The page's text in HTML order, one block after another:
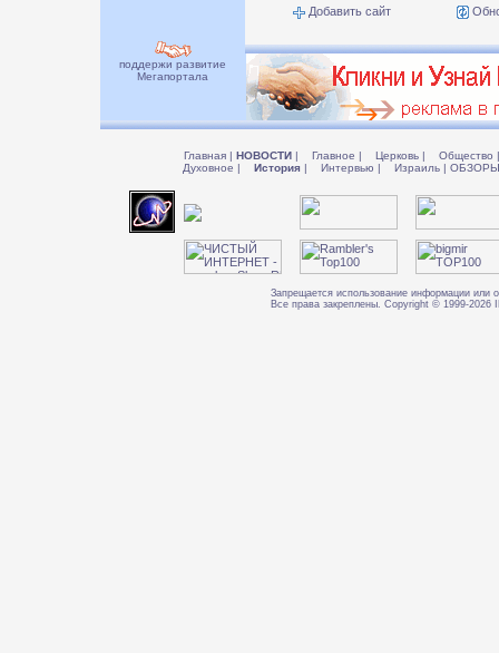
Добавить сайт
поддержи развитие
Мегапортала
Главная | НОВОСТИ | Главное | Церковь | Общество |
Духовное | История | Интервью | Израиль |
Запрещается использование информации или
Все права закреплены. Copyright © 1999-